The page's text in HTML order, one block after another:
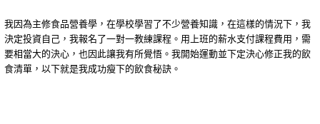
我因為主修食品營養學，在學校學習了不少營養知識，在這樣的情況下，我
決定投資自己，我報名了一對一教練課程。用上班的薪水支付課程費用，需
要相當大的決心，也因此讓我有所覺悟。我開始運動並下定決心修正我的飲
食清單，以下就是我成功瘦下的飲食秘訣。